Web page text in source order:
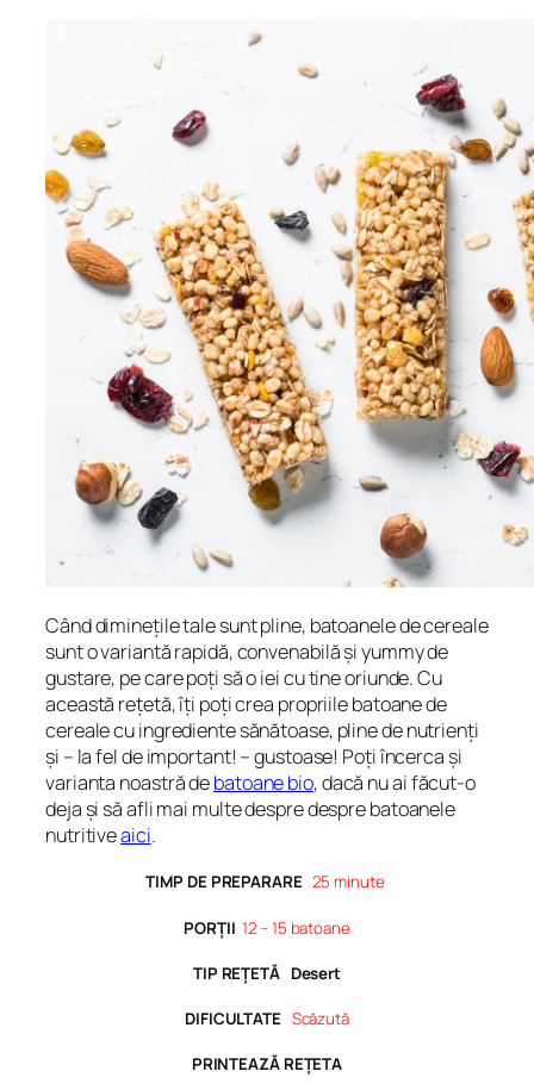
Când diminețile tale sunt pline, batoanele de cereale
sunt o variantă rapidă, convenabilă și yummy de
gustare, pe care poți să o iei cu tine oriunde. Cu
această rețetă, îți poți crea propriile batoane de
cereale cu ingrediente sănătoase, pline de nutrienți
și – la fel de important! – gustoase! Poți încerca și
varianta noastră debatoane bio, dacă nu ai făcut-o
deja și să afli mai multe despre despre batoanele
nutritiveaici.
TIMP DE PREPARARE 25 minute
PORȚII 12 – 15 batoane
TIP REȚETĂ Desert
DIFICULTATE Scăzută
PRINTEAZĂ REȚETA